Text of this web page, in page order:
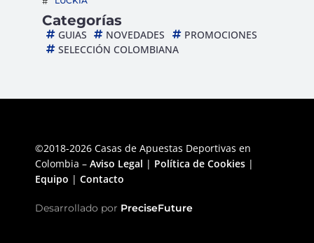
Categorías
GUIAS NOVEDADES
PROMOCIONES
SELECCIÓN COLOMBIANA
©2018-2026 Casas de Apuestas Deportivas en
Colombia – Aviso Legal | Política de Cookies |
Equipo | Contacto
Desarrollado por PreciseFuture